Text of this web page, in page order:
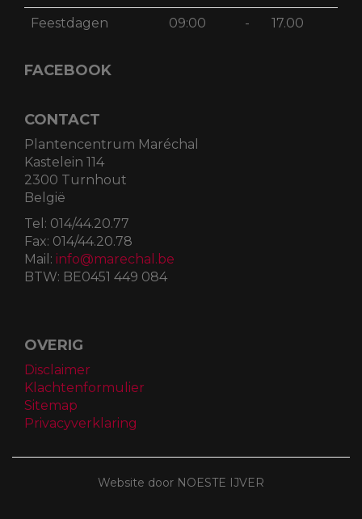
Feestdagen 09:00 - 17.00
FACEBOOK
CONTACT
Plantencentrum Maréchal
Kastelein 114
2300 Turnhout
België
Tel: 014/44.20.77
Fax: 014/44.20.78
Mail: info@marechal.be
BTW: BE0451 449 084
OVERIG
Disclaimer
Klachtenformulier
Sitemap
Privacyverklaring
Website door NOESTE IJVER